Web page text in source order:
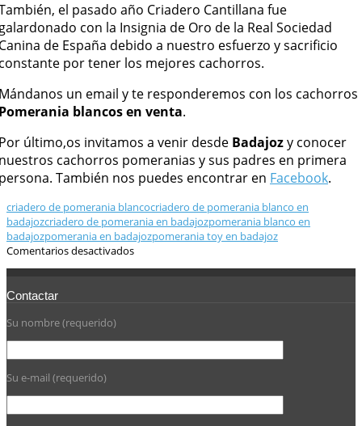
el pasado año Criadero Cantillana fue
con la Insignia de Oro de la Real Sociedad
de España debido a nuestro esfuerzo y sacrificio
por tener los mejores cachorros.
un email y te responderemos con los cachorros
blancos en venta.
último,os invitamos a venir desde Badajozy conocer
cachorros pomeranias y sus padres en primera
También nos puedes encontrar en Facebook.
criadero de pomerania blancocriadero de pomerania blanco en
badajozcriadero de pomerania en badajozpomerania blanco en
badajozpomerania en badajozpomerania toy en badajoz
Comentarios desactivados
Contactar
Su nombre (requerido)
Su e-mail (requerido)